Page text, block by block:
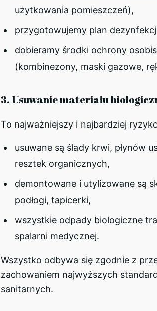
użytkowania pomieszczeń),
przygotowujemy plan
dobieramy środki ochrony
(kombinezony, maski gazowe,
3. Usuwanie materiału
To najważniejszy i najbardziej
usuwane są ślady krwi, płynów
resztek organicznych,
demontowane i utylizowane są
podłogi, tapicerki,
wszystkie odpady biologiczne
spalarni medycznej.
Wszystko odbywa się zgodnie z
zachowaniem najwyższych
sanitarnych.